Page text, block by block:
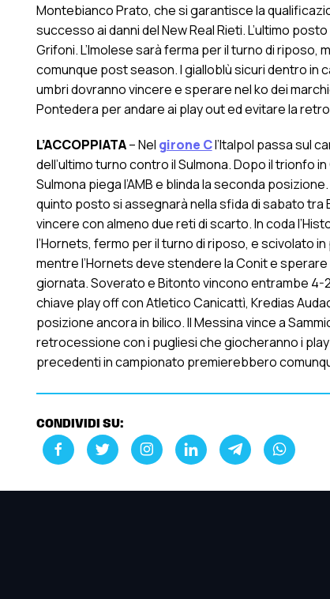
Montebianco Prato, che si garantisce la
successo ai danni del New Real Rieti. L’ultimo
Grifoni. L’Imolese sarà ferma per il turno di
comunque post season. I gialloblù sicuri dentro in
umbri dovranno vincere e sperare nel ko dei
Pontedera per andare ai play out ed evitare la
L’ACCOPPIATA– Nel girone Cl’Italpol passa sul
dell’ultimo turno contro il Sulmona. Dopo il trionfo
Sulmona piega l’AMB e blinda la seconda
quinto posto si assegnarà nella sfida di sabato tra
vincere con almeno due reti di scarto. In coda
l’Hornets, fermo per il turno di riposo, e scivolato
mentre l’Hornets deve stendere la Conit e
giornata. Soverato e Bitonto vincono entrambe 4-
chiave play off con Atletico Canicattì, Kredias
posizione ancora in bilico. Il Messina vince a
retrocessione con i pugliesi che giocheranno i
precedenti in campionato premierebbero
CONDIVIDI SU: